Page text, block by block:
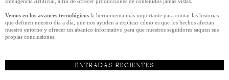
Vemos en los avances tecnológicos la herramienta más importante para contar las historias
que definen nuestro día a día, que nos ayuden a explicar cómo es que los hechos afectan
nuestro entorno y ofrecer un abanico informativo para que nuestros seguidores saquen sus
propias conclusiones.
ENTRADAS RECIENTES